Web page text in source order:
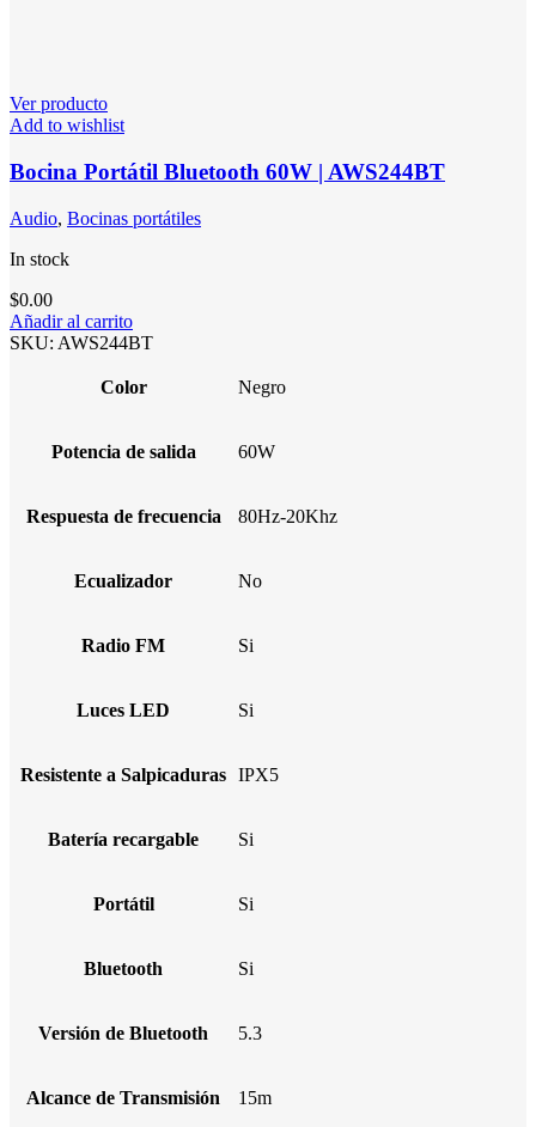
Ver producto
Add to wishlist
Bocina Portátil Bluetooth 60W | AWS244BT
Audio, Bocinas portátiles
In stock
$0.00
Añadir al carrito
SKU: AWS244BT
Color Negro
Potencia de salida 60W
Respuesta de frecuencia 80Hz-20Khz
Ecualizador No
Radio FM Si
Luces LED Si
Resistente a Salpicaduras IPX5
Batería recargable Si
Portátil Si
Bluetooth Si
Versión de Bluetooth 5.3
Alcance de Transmisión 15m